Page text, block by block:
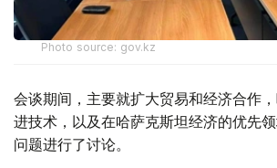
Photo source: gov.kz
会谈期间，主要就扩大贸易和经济合作
进技术，以及在哈萨克斯坦经济的优先
问题进行了讨论。